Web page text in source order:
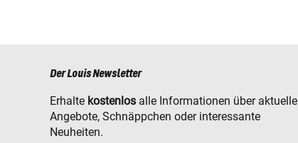
Der Louis Newsletter
Erhalte kostenlos alle Informationen über aktuelle
Angebote, Schnäppchen oder interessante
Neuheiten.